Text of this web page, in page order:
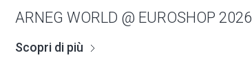
ARNEG WORLD @ EUROSHOP 2026
Scopri di più